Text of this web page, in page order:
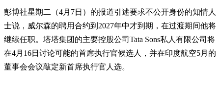
彭博社星期二（4月7日）的报道引述要求不公开身份的知情人
士说，威尔森的聘用合约到2027年中才到期，在过渡期间他将
继续任职。塔塔集团的主要控股公司Tata Sons私人有限公司将
在4月16日讨论可能的首席执行官候选人，并在印度航空5月的
董事会会议敲定新首席执行官人选。